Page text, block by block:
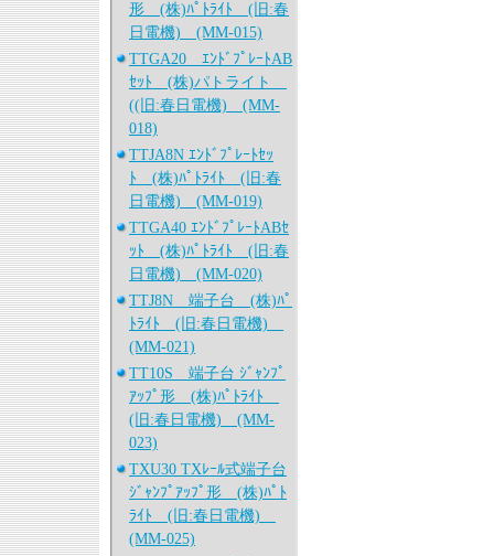
形 (株)ﾊﾟﾄﾗｲﾄ (旧:春
日電機) (MM-015)
TTGA20 ｴﾝﾄﾞﾌﾟﾚｰﾄAB
ｾｯﾄ (株)パトライト
((旧:春日電機) (MM-
018)
TTJA8N ｴﾝﾄﾞﾌﾟﾚｰﾄｾｯ
ﾄ (株)ﾊﾟﾄﾗｲﾄ (旧:春
日電機) (MM-019)
TTGA40 ｴﾝﾄﾞﾌﾟﾚｰﾄABｾ
ｯﾄ (株)ﾊﾟﾄﾗｲﾄ (旧:春
日電機) (MM-020)
TTJ8N 端子台 (株)ﾊﾟ
ﾄﾗｲﾄ (旧:春日電機)
(MM-021)
TT10S 端子台 ｼﾞｬﾝﾌﾟ
ｱｯﾌﾟ形 (株)ﾊﾟﾄﾗｲﾄ
(旧:春日電機) (MM-
023)
TXU30 TXﾚｰﾙ式端子台
ｼﾞｬﾝﾌﾟｱｯﾌﾟ形 (株)ﾊﾟﾄ
ﾗｲﾄ (旧:春日電機)
(MM-025)